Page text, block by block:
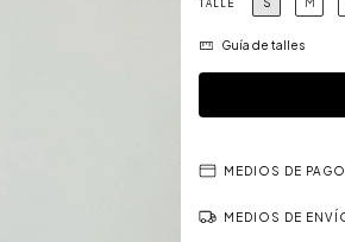
TALLE
Guía de talles
MEDIOS DE PAGO
MEDIOS DE